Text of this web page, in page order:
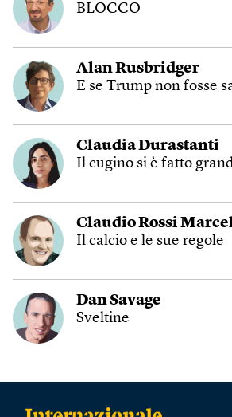
BLOCCO
Alan Rusbridger
E se Trump non fosse
Claudia Durastanti
Il cugino si è fatto
Claudio Rossi
Il calcio e le sue regole
Dan Savage
Sveltine